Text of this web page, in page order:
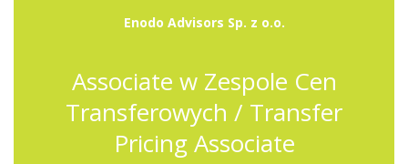
Enodo Advisors Sp. z o.o.
Associate w Zespole Cen
Transferowych / Transfer
Pricing Associate